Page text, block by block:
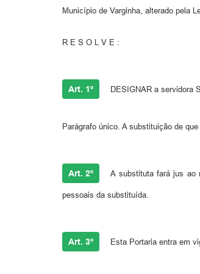
Município de Varginha, alterado pela
R E S O L V E :
Art. 1º DESIGNAR a servidora
Parágrafo único. A substituição de
Art. 2º A substituta fará jus ao
pessoais da substituída.
Art. 3º Esta Portaria entra em